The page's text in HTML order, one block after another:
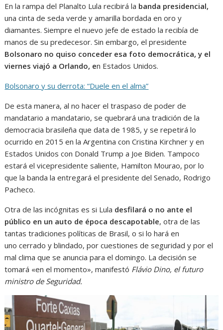
En la rampa del Planalto Lula recibirá la banda presidencial,
una cinta de seda verde y amarilla bordada en oro y
diamantes. Siempre el nuevo jefe de estado la recibía de
manos de su predecesor. Sin embargo, el presidente
Bolsonaro no quiso conceder esa foto democrática, y el
viernes viajó a Orlando, en Estados Unidos.
Bolsonaro y su derrota: “Duele en el alma”
De esta manera, al no hacer el traspaso de poder de
mandatario a mandatario, se quebrará una tradición de la
democracia brasileña que data de 1985, y se repetirá lo
ocurrido en 2015 en la Argentina con Cristina Kirchner y en
Estados Unidos con Donald Trump a Joe Biden. Tampoco
estará el vicepresidente saliente, Hamilton Mourao, por lo
que la banda la entregará el presidente del Senado, Rodrigo
Pacheco.
Otra de las incógnitas es si Lula desfilará o no ante el
público en un auto de época descapotable, otra de las
tantas tradiciones políticas de Brasil, o si lo hará en
uno cerrado y blindado, por cuestiones de seguridad y por el
mal clima que se anuncia para el domingo. La decisión se
tomará «en el momento», manifestó Flávio Dino, el futuro
ministro de Seguridad.